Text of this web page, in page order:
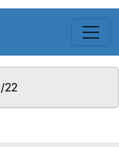
22